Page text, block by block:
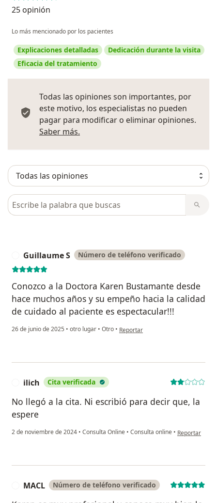
25 opinión
Lo más mencionado por los pacientes
Explicaciones detalladas
Dedicación durante la visita
Eficacia del tratamiento
Todas las opiniones son importantes, por
este motivo, los especialistas no pueden
pagar para modificar o eliminar opiniones.
Saber más.
Busca en opiniones
Guillaume S Número de teléfono verificado
Conozco a la Doctora Karen Bustamante desde
hace muchos años y su empeño hacia la calidad
de cuidado al paciente es espectacular!!!
26 de junio de 2025 • otro lugar • Otro • en opinión del usuario Guillaume S
Reportar
ilich Cita verificada
No llegó a la cita. Ni escribió para decir que, la
espere
2 de noviembre de 2024 • Consulta Online • Consulta online • en opinión
Reportar
MACL Número de teléfono verificado